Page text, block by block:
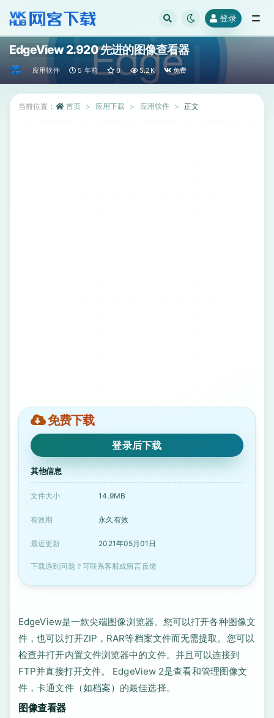
登录
EdgeView 2.920 先进的图像查看器
应用软件 5 年前 0 5.2K 免费
当前位置： 首页 应用下载 应用软件 正文
免费下载
登录后下载
其他信息
文件大小 14.9MB
有效期 永久有效
最近更新 2021年05月01日
下载遇到问题？可联系客服或留言反馈
EdgeView是一款尖端图像浏览器。您可以打开各种图像文
件，也可以打开ZIP，RAR等档案文件而无需提取。您可以
检查并打开内置文件浏览器中的文件。并且可以连接到
FTP并直接打开文件。 EdgeView 2是查看和管理图像文
件，卡通文件（如档案）的最佳选择。
图像查看器
全部